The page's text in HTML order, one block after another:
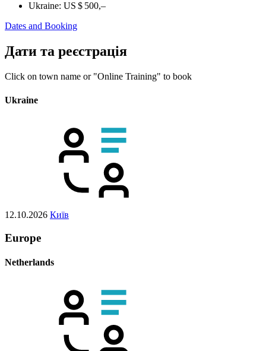
Ukraine: US $ 500,–
Dates and Booking
Дати та реєстрація
Click on town name or "Online Training" to book
Ukraine
12.10.2026 Київ
Europe
Netherlands